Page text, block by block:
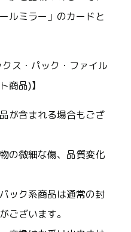
ルミラー」のカードと
クス・パック・ファイル
商品)】
が含まれる場合もござ
の微細な傷、品質変化
ック系商品は通常の封
ございます。